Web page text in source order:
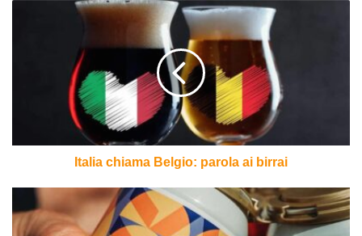
Italia chiama Belgio: parola ai birrai
Echelon del
birrificio
Six